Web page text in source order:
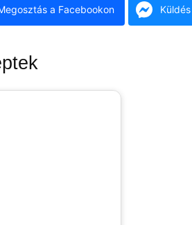
a Facebookon